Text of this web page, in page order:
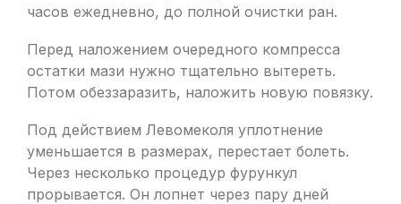
часов ежедневно, до полной очистки ран.
Перед наложением очередного компресса
остатки мази нужно тщательно вытереть.
Потом обеззаразить, наложить новую повязку.
Под действием Левомеколя уплотнение
уменьшается в размерах, перестает болеть.
Через несколько процедур фурункул
прорывается. Он лопнет через пару дней